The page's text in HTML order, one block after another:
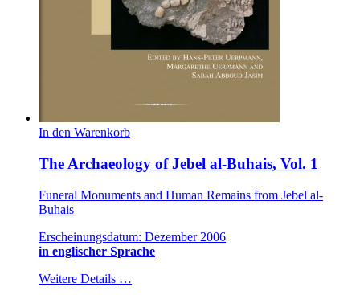
In den Warenkorb
The Archaeology of Jebel al-Buhais, Vol. 1
Funeral Monuments and Human Remains from Jebel al-
Buhais
Erscheinungsdatum: Dezember 2006
in englischer Sprache
Weitere Details …